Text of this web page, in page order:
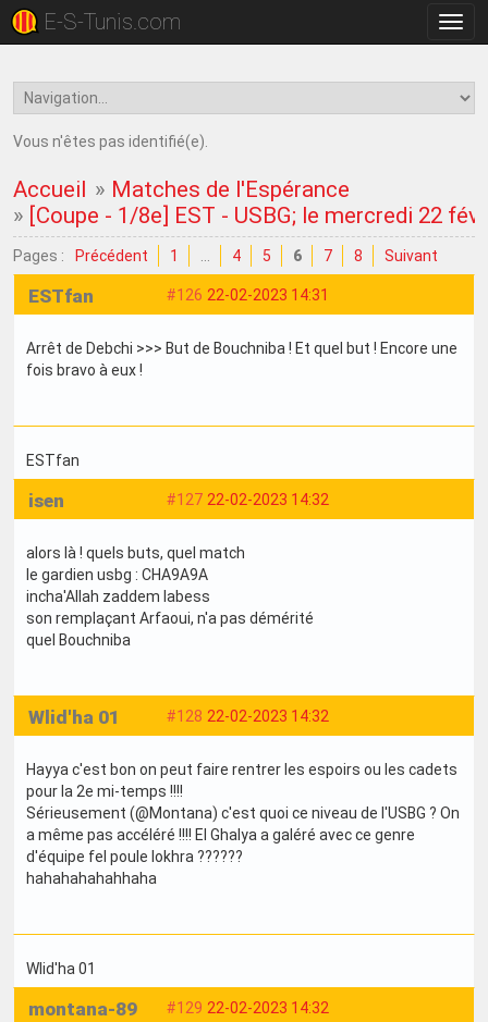
la
E-S-Tunis.com
Vous n'êtes pas identifié(e).
Accueil » Matches de l'Espérance
» [Coupe - 1/8e] EST - USBG; le mercredi 22
Pages : Précédent 1 4 5 6 7 8 Suivant
#126 22-02-2023 14:31
ESTfan
Arrêt de Debchi >>> But de Bouchniba ! Et quel but ! Encore une
fois bravo à eux !
ESTfan
#127 22-02-2023 14:32
isen
alors là ! quels buts, quel match
le gardien usbg : CHA9A9A
incha'Allah zaddem labess
son remplaçant Arfaoui, n'a pas démérité
quel Bouchniba
#128 22-02-2023 14:32
Wlid'ha 01
Hayya c'est bon on peut faire rentrer les espoirs ou les cadets
pour la 2e mi-temps !!!!
Sérieusement (@Montana) c'est quoi ce niveau de l'USBG ? On
a même pas accéléré !!!! El Ghalya a galéré avec ce genre
d'équipe fel poule lokhra ??????
hahahahahahhaha
Wlid'ha 01
#129 22-02-2023 14:32
montana-89